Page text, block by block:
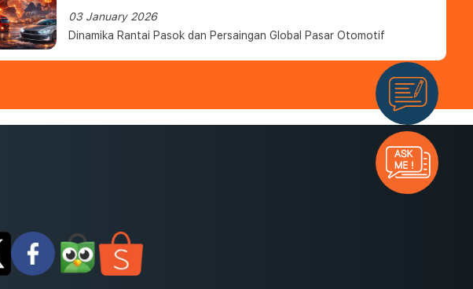
03 January 2026
Dinamika Rantai Pasok dan Persaingan Global Pasar Otomotif